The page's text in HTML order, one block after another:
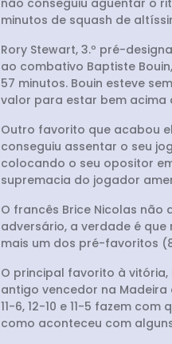
não conseguiu aguentar o
minutos de squash de
Rory Stewart, 3.º pré-
ao combativo Baptiste
57 minutos. Bouin esteve
valor para estar bem acima
Outro favorito que acabou
conseguiu assentar o seu
colocando o seu opositor
supremacia do jogador
O francês Brice Nicolas não
adversário, a verdade é que
mais um dos pré-favoritos
O principal favorito à
antigo vencedor na
11-6, 12-10 e 11-5 fazem
como aconteceu com